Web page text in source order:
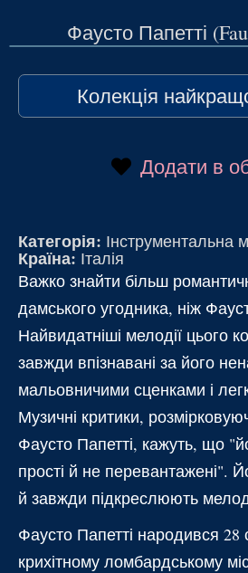
Фаусто Папетті
Колекція
Додати в
Категорія: Інструментальна
Країна: Італія
Важко знайти більш
дамського угодника, ніж
Найвидатніші мелодії цього
завжди впізнавані за його
мальовничими сценками і
Музичні критики,
Фаусто Папетті, кажуть, що
прості й не перевантажені".
й завжди підкреслюють
Фаусто Папетті народився 28
крихітному ломбардському